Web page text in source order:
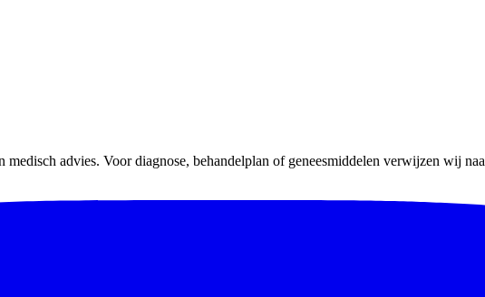
advies. Voor diagnose, behandelplan of geneesmiddelen verwijzen wij